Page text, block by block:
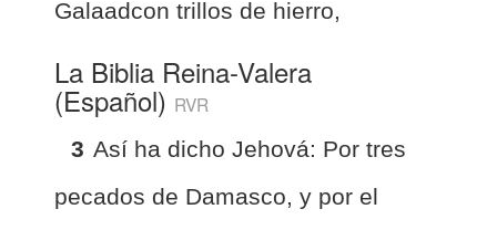
Galaadcon trillos de hierro,
La Biblia Reina-Valera
(Español) RVR
3 Así ha dicho Jehová: Por tres
pecados de Damasco, y por el